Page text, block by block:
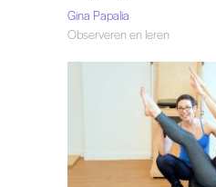
Gina Papalia
Observeren en leren